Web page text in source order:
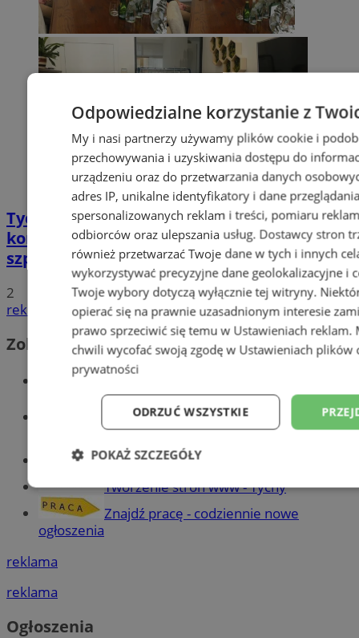
Tychy: Bitcoiny i Fundacja TVS walczą z
koronawirusem. Ogromna darowizna dla
szpitala
2
reklama
Zobacz również
Wiadomości kryminalne w Tychach
Wiadomości lokalne
Części samochodowe do -70%!
Tworzenie stron www - Tychy
Znajdź pracę - codziennie nowe
ogłoszenia
reklama
reklama
Ogłoszenia
Odpowiedzialne korzystanie z
My i nasi partnerzy używamy plików cookie i
przechowywania i uzyskiwania dostępu do
urządzeniu oraz do przetwarzania danych
adres IP, unikalne identyfikatory i dane
spersonalizowanych reklam i treści, pomiaru
odbiorców oraz ulepszania usług. Dostawcy stron
również przetwarzać Twoje dane w tych i innych
wykorzystywać precyzyjne dane geolokalizacyjne i
Twoje wybory dotyczą wyłącznie tej witryny.
opierać się na prawnie uzasadnionym interesie
prawo sprzeciwić się temu w Ustawieniach reklam.
chwili wycofać swoją zgodę w Ustawieniach plików
prywatności
ODRZUĆ WSZYSTKIE
POKAŻ SZCZEGÓŁY
Niezbędne Wydajność